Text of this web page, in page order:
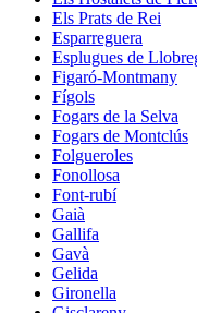
Els Prats de Rei
Esparreguera
Esplugues de
Figaró-Montmany
Fígols
Fogars de la Selva
Fogars de Montclús
Folgueroles
Fonollosa
Font-rubí
Gaià
Gallifa
Gavà
Gelida
Gironella